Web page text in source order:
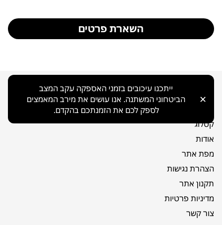
ייתכנו עיכובים בזמני האספקה עקב המצב
הביטחוני המשתנה. אנו עושים את מירב המאמצים
לספק לכם את הזמנתכם בהקדם.
✕
השארת פרטים
קטלוג
אודות
מפת אתר
הצהרת נגישות
תקנון אתר
מדיניות פרטיות
צור קשר